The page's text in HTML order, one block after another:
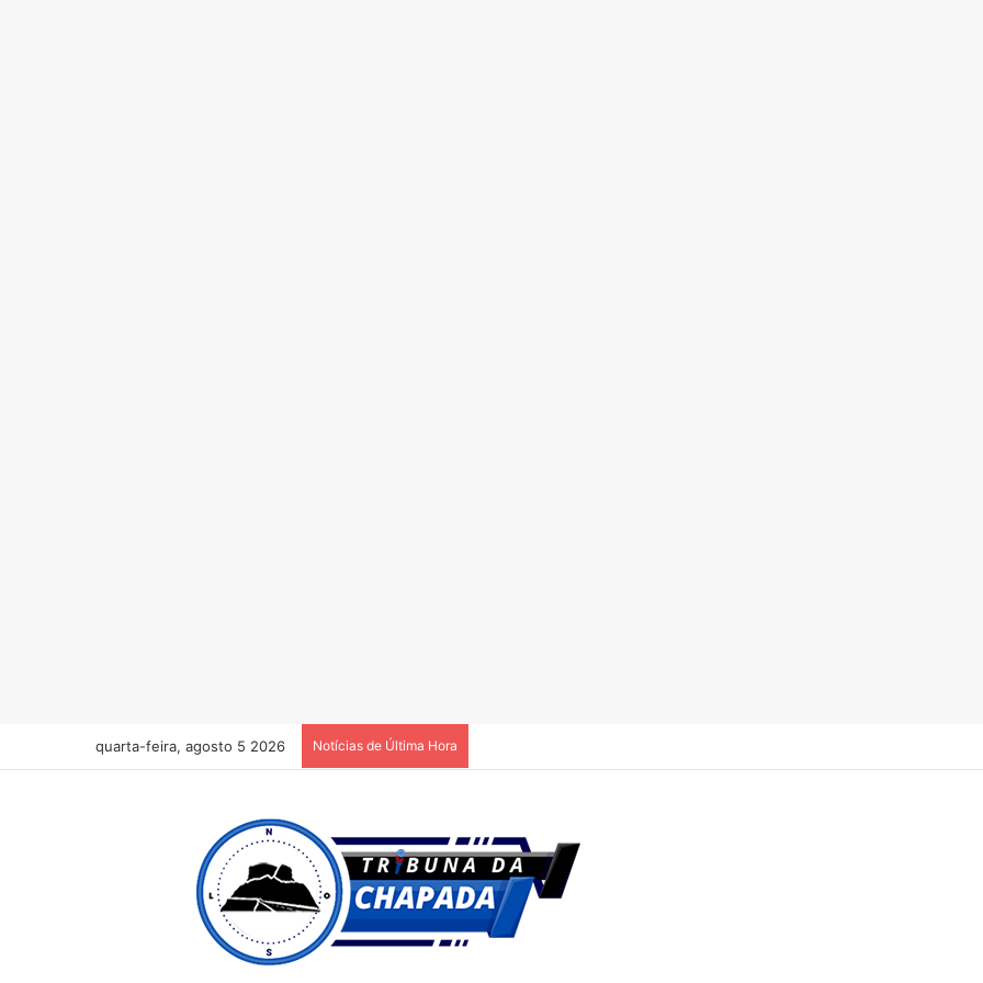
quarta-feira, agosto 5 2026 Notícias de Última Hora